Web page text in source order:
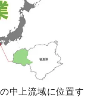
中上流域に位置す